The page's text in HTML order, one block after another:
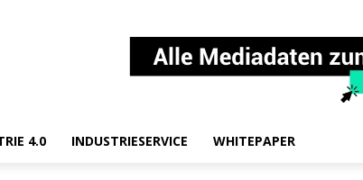
4.0 INDUSTRIESERVICE WHITEPAPER